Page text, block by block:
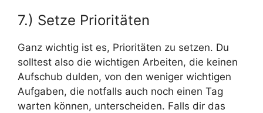
7.) Setze Prioritäten
Ganz wichtig ist es, Prioritäten zu setzen. Du
solltest also die wichtigen Arbeiten, die keinen
Aufschub dulden, von den weniger wichtigen
Aufgaben, die notfalls auch noch einen Tag
warten können, unterscheiden. Falls dir das